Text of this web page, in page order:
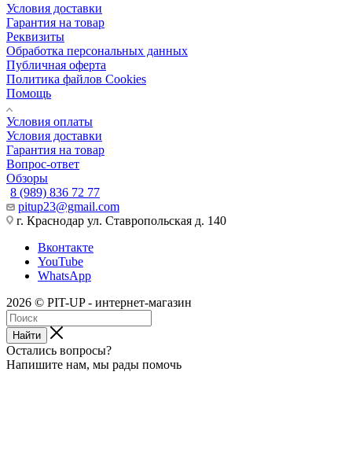
Условия доставки
Гарантия на товар
Реквизиты
Обработка персональных данных
Публичная оферта
Политика файлов Cookies
Помощь
Условия оплаты
Условия доставки
Гарантия на товар
Вопрос-ответ
Обзоры
8 (989) 836 72 77
pitup23@gmail.com
г. Краснодар ул. Ставропольская д. 140
Вконтакте
YouTube
WhatsApp
2026 © PIT-UP - интернет-магазин
Найти
Остались вопросы?
Напишите нам, мы рады помочь